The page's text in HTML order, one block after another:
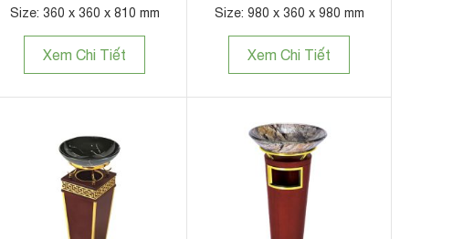
Size: 360 x 360 x 810 mm
Xem Chi Tiết
Size: 980 x 360 x 980 mm
Xem Chi Tiết